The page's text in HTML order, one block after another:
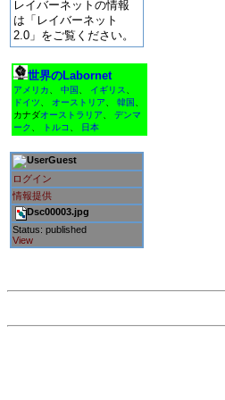
レイバーネットの情報
は「レイバーネット
2.0」をご覧ください。
世界のLabornet
アメリカ 中国 イギリス
ドイツ
オーストリア 韓国
カナダオーストラリア
デンマ
ーク
トルコ 日本
Guest
ログイン
情報提供
Dsc00003.jpg
Status: published
View